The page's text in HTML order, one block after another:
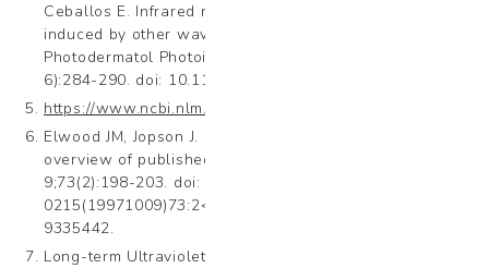
Ceballos E. Infrared radiation increases skin damage
induced by other wavelengths in solar urticaria.
Photodermatol Photoimmunol Photomed. 2016 Sep;32(5-
6):284-290. doi: 10.1111/phpp.12270. PMID: 27622861.
https://www.ncbi.nlm.nih.gov/pmc/articles/PMC3709783/
Elwood JM, Jopson J. Melanoma and sun exposure: an
overview of published studies. Int J Cancer. 1997 Oct
9;73(2):198-203. doi: 10.1002/(sici)1097-
0215(19971009)73:2<198::aid-ijc6>3.0.co;2-r. PMID:
9335442.
Long-term Ultraviolet Flux, Other Potential Risk Factors,